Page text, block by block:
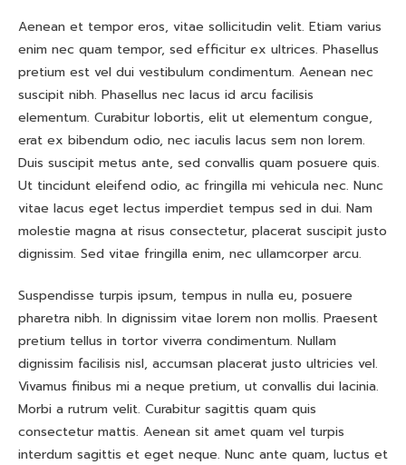
Aenean et tempor eros, vitae sollicitudin velit. Etiam varius
enim nec quam tempor, sed efficitur ex ultrices. Phasellus
pretium est vel dui vestibulum condimentum. Aenean nec
suscipit nibh. Phasellus nec lacus id arcu facilisis
elementum. Curabitur lobortis, elit ut elementum congue,
erat ex bibendum odio, nec iaculis lacus sem non lorem.
Duis suscipit metus ante, sed convallis quam posuere quis.
Ut tincidunt eleifend odio, ac fringilla mi vehicula nec. Nunc
vitae lacus eget lectus imperdiet tempus sed in dui. Nam
molestie magna at risus consectetur, placerat suscipit justo
dignissim. Sed vitae fringilla enim, nec ullamcorper arcu.
Suspendisse turpis ipsum, tempus in nulla eu, posuere
pharetra nibh. In dignissim vitae lorem non mollis. Praesent
pretium tellus in tortor viverra condimentum. Nullam
dignissim facilisis nisl, accumsan placerat justo ultricies vel.
Vivamus finibus mi a neque pretium, ut convallis dui lacinia.
Morbi a rutrum velit. Curabitur sagittis quam quis
consectetur mattis. Aenean sit amet quam vel turpis
interdum sagittis et eget neque. Nunc ante quam, luctus et